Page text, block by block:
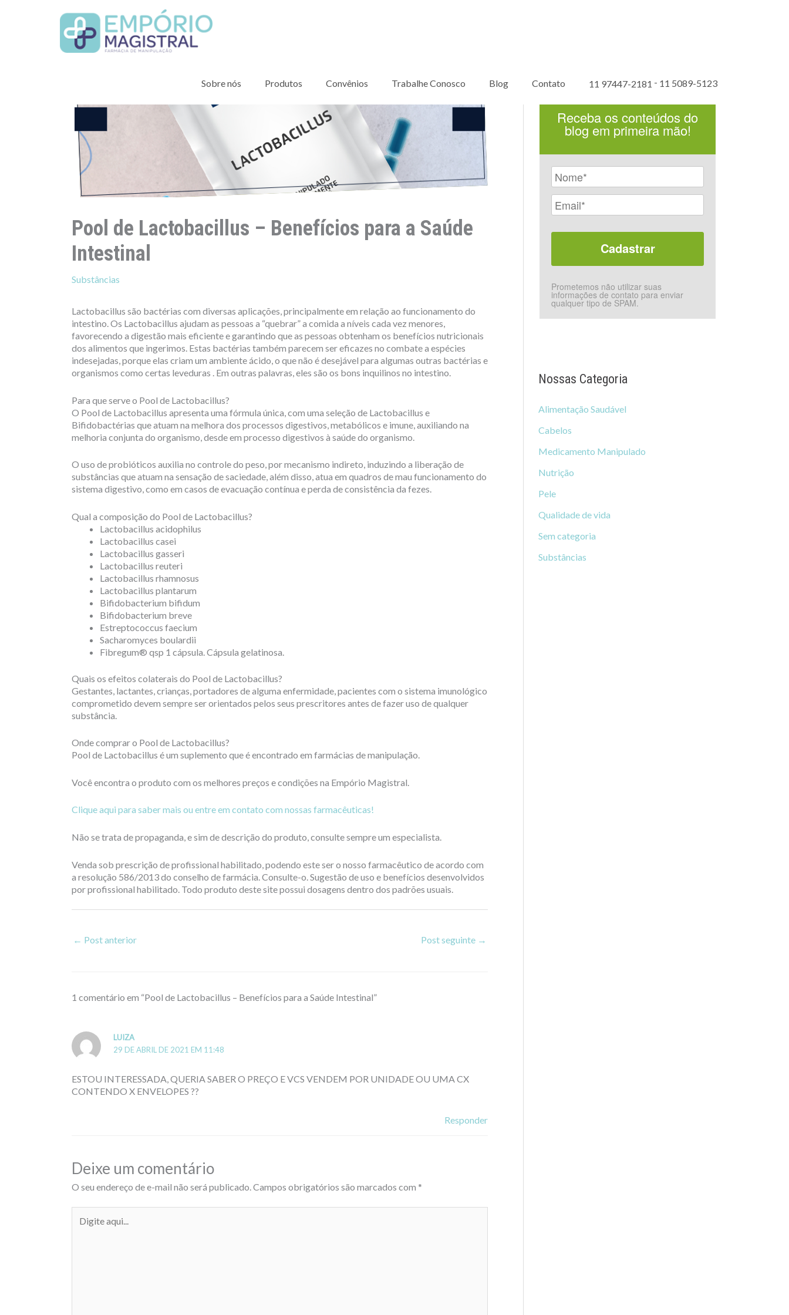
Sobre nós Produtos Convênios Trabalhe Conosco Blog Contato 11 97447-2181 - 11 5089-5123
Pool de Lactobacillus – Benefícios para a Saúde
Intestinal
Substâncias
Lactobacillus são bactérias com diversas aplicações, principalmente em relação ao funcionamento do
intestino. Os Lactobacillus ajudam as pessoas a “quebrar” a comida a níveis cada vez menores,
favorecendo a digestão mais eficiente e garantindo que as pessoas obtenham os benefícios nutricionais
dos alimentos que ingerimos. Estas bactérias também parecem ser eficazes no combate a espécies
indesejadas, porque elas criam um ambiente ácido, o que não é desejável para algumas outras bactérias e
organismos como certas leveduras . Em outras palavras, eles são os bons inquilinos no intestino.
Para que serve o Pool de Lactobacillus?
O Pool de Lactobacillus apresenta uma fórmula única, com uma seleção de Lactobacillus e
Bifidobactérias que atuam na melhora dos processos digestivos, metabólicos e imune, auxiliando na
melhoria conjunta do organismo, desde em processo digestivos à saúde do organismo.
O uso de probióticos auxilia no controle do peso, por mecanismo indireto, induzindo a liberação de
substâncias que atuam na sensação de saciedade, além disso, atua em quadros de mau funcionamento do
sistema digestivo, como em casos de evacuação contínua e perda de consistência da fezes.
Qual a composição do Pool de Lactobacillus?
Lactobacillus acidophilus
Lactobacillus casei
Lactobacillus gasseri
Lactobacillus reuteri
Lactobacillus rhamnosus
Lactobacillus plantarum
Bifidobacterium bifidum
Bifidobacterium breve
Estreptococcus faecium
Sacharomyces boulardii
Fibregum® qsp 1 cápsula. Cápsula gelatinosa.
Quais os efeitos colaterais do Pool de Lactobacillus?
Gestantes, lactantes, crianças, portadores de alguma enfermidade, pacientes com o sistema imunológico
comprometido devem sempre ser orientados pelos seus prescritores antes de fazer uso de qualquer
substância.
Onde comprar o Pool de Lactobacillus?
Pool de Lactobacillus é um suplemento que é encontrado em farmácias de manipulação.
Você encontra o produto com os melhores preços e condições na Empório Magistral.
Clique aqui para saber mais ou entre em contato com nossas farmacêuticas!
Não se trata de propaganda, e sim de descrição do produto, consulte sempre um especialista.
Venda sob prescrição de profissional habilitado, podendo este ser o nosso farmacêutico de acordo com
a resolução 586/2013 do conselho de farmácia. Consulte-o. Sugestão de uso e benefícios desenvolvidos
por profissional habilitado. Todo produto deste site possui dosagens dentro dos padrões usuais.
← Post anterior Post seguinte →
1 comentário em “Pool de Lactobacillus – Benefícios para a Saúde Intestinal”
LUIZA
29 DE ABRIL DE 2021 EM 11:48
ESTOU INTERESSADA, QUERIA SABER O PREÇO E VCS VENDEM POR UNIDADE OU UMA CX
CONTENDO X ENVELOPES ??
Responder
Deixe um comentário
O seu endereço de e-mail não será publicado.Campos obrigatórios são marcados com *
aqui...
Receba os conteúdos do
blog em primeira mão!
Prometemos não utilizar suas
informações de contato para enviar
qualquer tipo de SPAM.
Nossas Categoria
Alimentação Saudável
Cabelos
Medicamento Manipulado
Nutrição
Pele
Qualidade de vida
Sem categoria
Substâncias